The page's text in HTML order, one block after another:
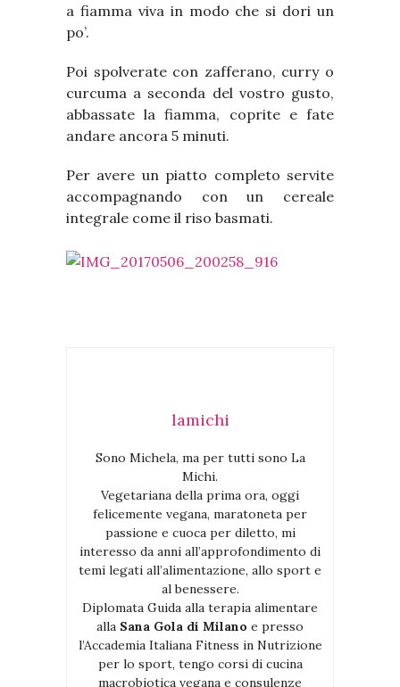
a fiamma viva in modo che si dori un
po’.
Poi spolverate con zafferano, curry o
curcuma a seconda del vostro gusto,
abbassate la fiamma, coprite e fate
andare ancora 5 minuti.
Per avere un piatto completo servite
accompagnando con un cereale
integrale come il riso basmati.
lamichi
Sono Michela, ma per tutti sono La
Michi.
Vegetariana della prima ora, oggi
felicemente vegana, maratoneta per
passione e cuoca per diletto, mi
interesso da anni all’approfondimento di
temi legati all’alimentazione, allo sport e
al benessere.
Diplomata Guida alla terapia alimentare
alla Sana Gola di Milano e presso
l’Accademia Italiana Fitness in Nutrizione
per lo sport, tengo corsi di cucina
macrobiotica vegana e consulenze